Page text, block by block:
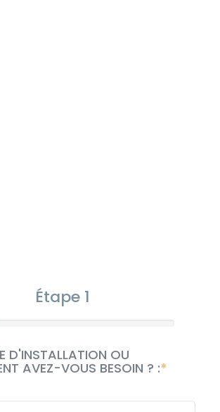
Étape 1
D'INSTALLATION OU
AVEZ-VOUS BESOIN ? :